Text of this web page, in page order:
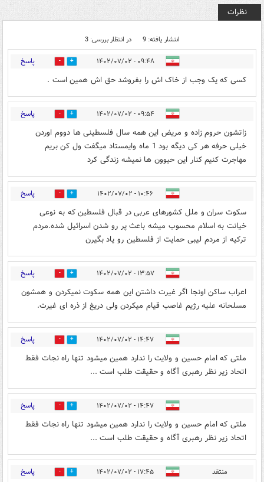
نظرات
انتشار یافته: 9 در انتظار بررسی: 3
۰۹:۴۸ - ۱۴۰۲/۰۷/۰۲ 7 پاسخ
کسی که یک وجب از خاک اش را بفروشد حق اش همین است .
۰۹:۵۴ - ۱۴۰۲/۰۷/۰۲ 1 پاسخ
زاتشون حروم زاده و مریض این همه سال فلسطینی ها دووم اوردن
خیلی حرفه هر کی دیگه بود 1 ماه وایمستاد میگفت ول کن بریم
مهاجرت کنیم کنار این حیوون ها نمیشه زندگی کرد
۱۰:۴۶ - ۱۴۰۲/۰۷/۰۲ 1 پاسخ
سکوت سران و ملل کشورهای عربی در قبال فلسطین که به نوعی
خیانت به اسلام محسوب میشه باعث پر رو شدن اسرائیل شده.مردم
ترکیه از مردم لیبی حمایت از فلسطین رو یاد بگیرن
۱۳:۵۷ - ۱۴۰۲/۰۷/۰۲ 1 پاسخ
اعراب ساکن اونجا اگر غیرت داشتن این همه سکوت نمیکردن و همشون
مسلحانه علیه رژیم غاصب قیام میکردن ولی دریغ از ذره ای غیرت.
۱۴:۴۷ - ۱۴۰۲/۰۷/۰۲ 1 پاسخ
ملتی که امام حسین و ولایت را ندارد همین میشود تنها راه نجات فقط
اتحاد زیر نظر رهبری آگاه و حقیقت طلب است ...
۱۴:۴۷ - ۱۴۰۲/۰۷/۰۲ 1 پاسخ
ملتی که امام حسین و ولایت را ندارد همین میشود تنها راه نجات فقط
اتحاد زیر نظر رهبری آگاه و حقیقت طلب است ...
منتقد ۱۷:۴۵ - ۱۴۰۲/۰۷/۰۲ 1 پاسخ